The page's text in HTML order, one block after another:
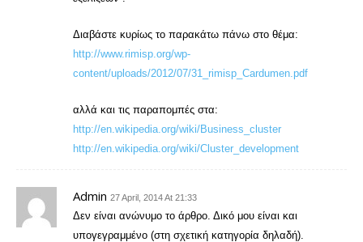
Διαβάστε κυρίως το παρακάτω πάνω στο θέμα:
http://www.rimisp.org/wp-
content/uploads/2012/07/31_rimisp_Cardumen.pdf
αλλά και τις παραπομπές στα:
http://en.wikipedia.org/wiki/Business_cluster
http://en.wikipedia.org/wiki/Cluster_development
Admin 27 April, 2014 At 21:33
Δεν είναι ανώνυμο το άρθρο. Δικό μου είναι και
υπογεγραμμένο (στη σχετική κατηγορία δηλαδή).